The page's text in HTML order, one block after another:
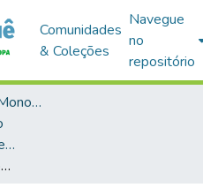
Comunidades
& Coleções
Navegue
no
repositório
Biblioteca Digital de Monografias (BDM)
ICED - TCC - Licenciatura em História
Leitores Pentecostais: o perfil dos leitores missivistas da Revista A Seara(1956-1978)